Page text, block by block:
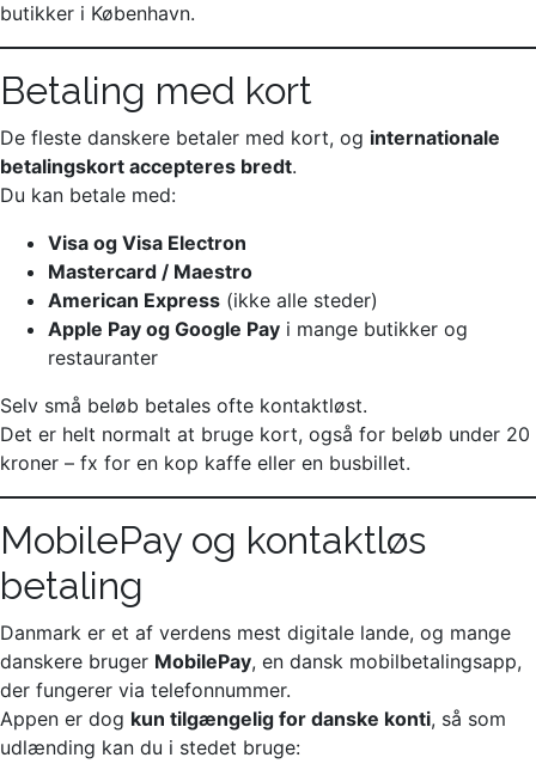
butikker i København.
Betaling med kort
De fleste danskere betaler med kort, og internationale
betalingskort accepteres bredt.
Du kan betale med:
Visa og Visa Electron
Mastercard / Maestro
American Express (ikke alle steder)
Apple Pay og Google Pay i mange butikker og
restauranter
Selv små beløb betales ofte kontaktløst.
Det er helt normalt at bruge kort, også for beløb under 20
kroner – fx for en kop kaffe eller en busbillet.
MobilePay og kontaktløs
betaling
Danmark er et af verdens mest digitale lande, og mange
danskere bruger MobilePay, en dansk mobilbetalingsapp,
der fungerer via telefonnummer.
Appen er dog kun tilgængelig for danske konti, så som
udlænding kan du i stedet bruge: